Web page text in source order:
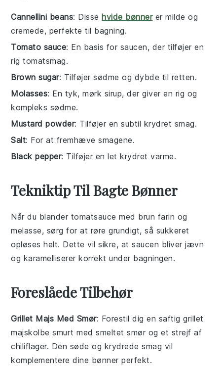
Cannellini beans: Disse hvide bønnerer milde og
cremede, perfekte til bagning.
Tomato sauce: En basis for saucen, der tilføjer en
rig tomatsmag.
Brown sugar: Tilføjer sødme og dybde til retten.
Molasses: En tyk, mørk sirup, der giver en rig og
kompleks sødme.
Mustard powder: Tilføjer en subtil krydret smag.
Salt: For at fremhæve smagene.
Black pepper: Tilføjer en let krydret varme.
Tekniktip Til Bagte Bønner
Når du blander tomatsauce med brun farin og
melasse, sørg for at røre grundigt, så sukkeret
opløses helt. Dette vil sikre, at saucen bliver jævn
og karamelliserer korrekt under bagningen.
Foreslåede Tilbehør
Grillet Majs Med Smør: Forestil dig en saftiggrillet
majskolbe smurt med smeltetsmør og et strejf af
chiliflager. Den søde og krydrede smag vil
komplementere dine bønner perfekt.